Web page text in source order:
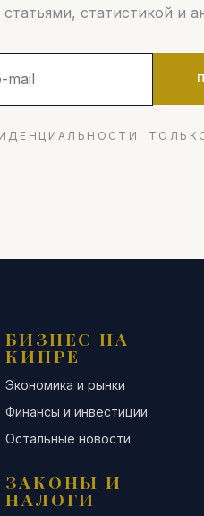
статистикой и
БИЗНЕС НА
КИПРЕ
Экономика и рынки
Финансы и инвестиции
Остальные новости
ЗАКОНЫ И
НАЛОГИ